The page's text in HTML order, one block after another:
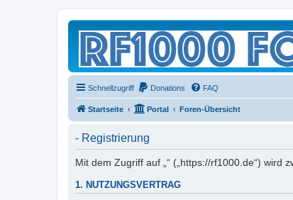
Schnellzugriff Donations FAQ
Startseite Portal Foren-Übersicht
- Registrierung
Mit dem Zugriff auf „“ („https://rf1000.de“)
1. NUTZUNGSVERTRAG